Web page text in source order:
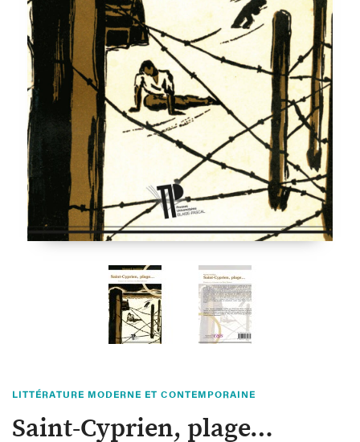
LITTÉRATURE MODERNE ET CONTEMPORAINE
Saint-Cyprien, plage…